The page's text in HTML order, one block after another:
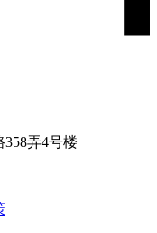
弄4号楼